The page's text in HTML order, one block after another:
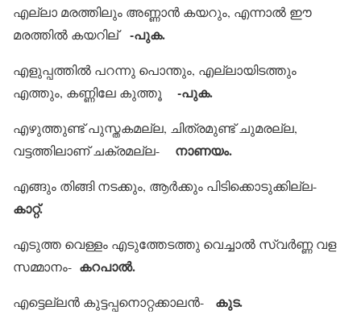
എല്ലാ മരത്തിലും അണ്ണാന്‍ കയറും, എന്നാല്‍ ഈ
മരത്തില്‍ കയറില് -പുക.
എളുപ്പത്തില്‍ പറന്നു പൊന്തും, എല്ലായിടത്തും
എത്തും, കണ്ണിലേ കുത്തൂ -പുക.
എഴുത്തുണ്ട് പുസ്തകമല്ല, ചിത്രമുണ്ട് ചുമരല്ല,
വട്ടത്തിലാണ് ചക്രമല്ല- നാണയം.
എങ്ങും തിങ്ങി നടക്കും, ആര്‍ക്കും പിടിക്കൊടുക്കില്ല-
കാറ്റ്.
എടുത്ത വെള്ളം എടുത്തേടത്തു വെച്ചാല്‍ സ്വര്‍ണ്ണ വള
സമ്മാനം- കറപാല്‍.
എട്ടെല്ലന്‍ കുട്ടപ്പനൊറ്റക്കാലന്‍- കുട.